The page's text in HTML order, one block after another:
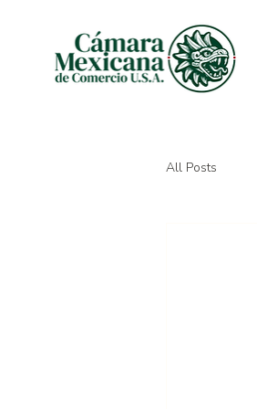
All Posts